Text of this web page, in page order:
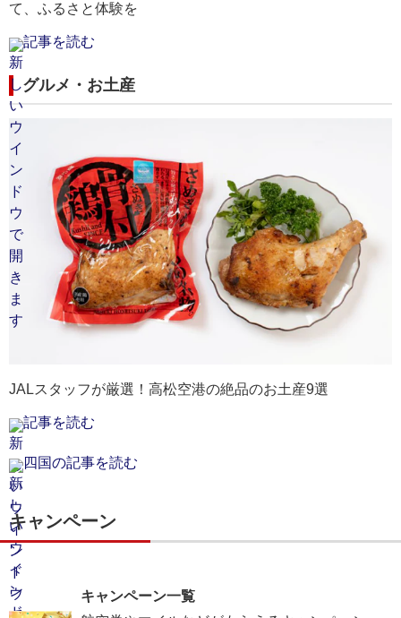
て、ふるさと体験を
記事を読む
グルメ・お土産
JALスタッフが厳選！高松空港の絶品のお土産9選
記事を読む
四国の記事を読む
キャンペーン
キャンペーン一覧